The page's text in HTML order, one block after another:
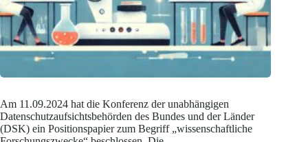
Am 11.09.2024 hat die Konferenz der unabhängigen
Datenschutzaufsichtsbehörden des Bundes und der Länder
(DSK) ein Positionspapier zum Begriff „wissenschaftliche